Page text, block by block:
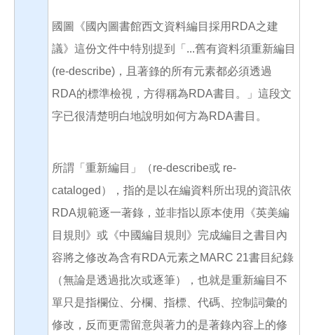
國圖《國內圖書館西文資料編目採用RDA之建
議》這份文件中特別提到「...舊有資料須重新編目
(re-describe)，且著錄的所有元素都必須透過
RDA的標準檢視，方得稱為RDA書目。」這段文
字已很清楚明白地說明如何方為RDA書目。
所謂「重新編目」（re-describe或 re-
cataloged），指的是以在編資料所出現的資訊依
RDA規範逐一著錄，並非指以原本使用《英美編
目規則》或《中國編目規則》完成編目之書目內
容將之修改為含有RDA元素之MARC 21書目紀錄
（無論是透過批次或逐筆），也就是重新編目不
單只是指欄位、分欄、指標、代碼、控制詞彙的
修改，反而更需留意與著力的是著錄內容上的修